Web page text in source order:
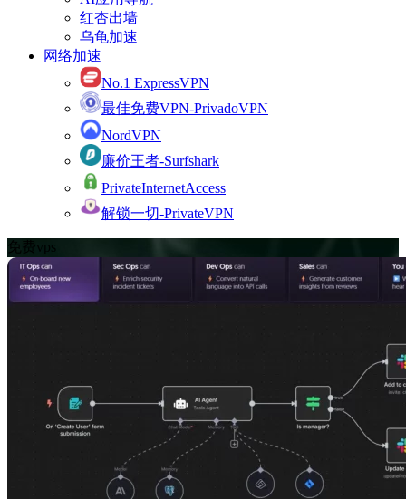
红杏出墙
乌龟加速
网络加速
No.1 ExpressVPN
最佳免费VPN-PrivadoVPN
NordVPN
廉价王者-Surfshark
PrivateInternetAccess
解锁一切-PrivateVPN
免费vps